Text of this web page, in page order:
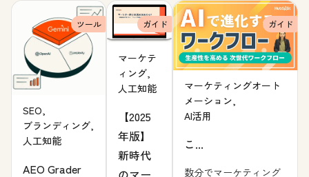
ツール
SEO,
ブランディング,
人工知能
AEO Grader
ガイド
マーケテ
ィング,
人工知能
【2025
年版】
新時代
ガイド
マーケティングオート
メーション,
AI活用
こ...
数分でマーケティング